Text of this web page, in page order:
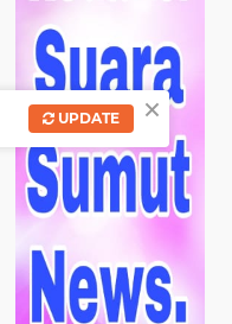
×
UPDATE